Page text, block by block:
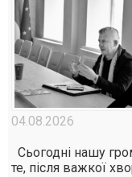
04.08.2026
Сьогодні нашу
те, після важкої